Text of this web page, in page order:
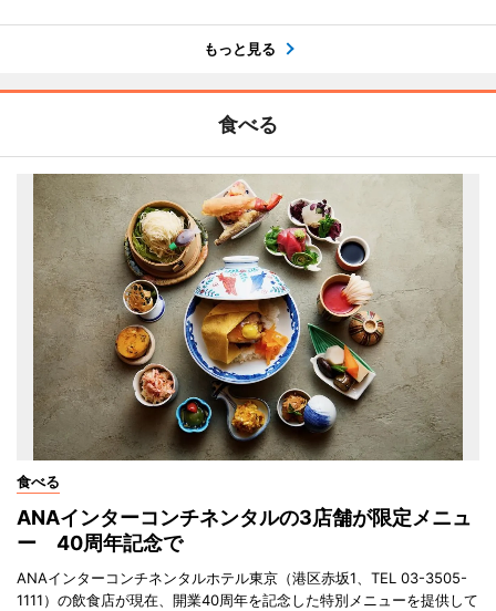
もっと見る
食べる
食べる
ANAインターコンチネンタルの3店舗が限定メニュ
ー 40周年記念で
ANAインターコンチネンタルホテル東京（港区赤坂1、TEL 03-3505-
1111）の飲食店が現在、開業40周年を記念した特別メニューを提供して